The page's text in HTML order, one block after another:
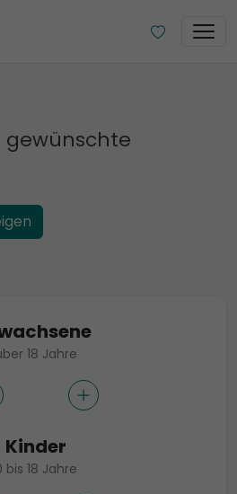
gewünschte
18 Jahre
Kinder
bis 18 Jahre